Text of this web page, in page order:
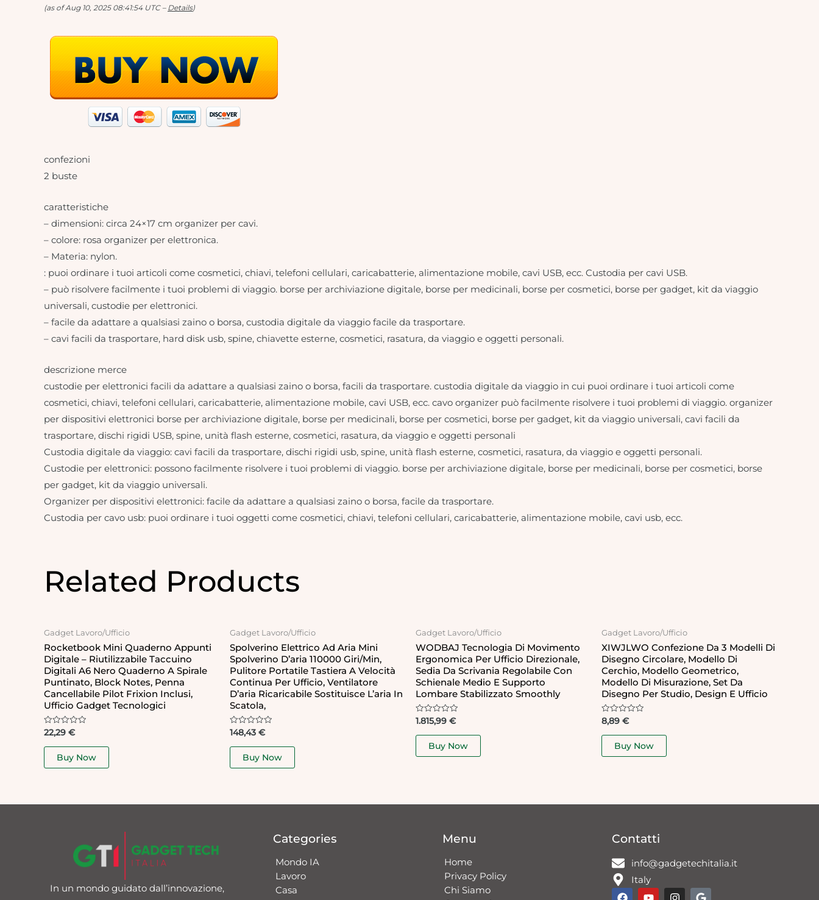
(as of Aug 10, 2025 08:41:54 UTC – Details)
confezioni
2 buste
caratteristiche
– dimensioni: circa 24×17 cm organizer per cavi.
– colore: rosa organizer per elettronica.
– Materia: nylon.
: puoi ordinare i tuoi articoli come cosmetici, chiavi, telefoni cellulari, caricabatterie, alimentazione mobile, cavi USB, ecc. Custodia per cavi USB.
– può risolvere facilmente i tuoi problemi di viaggio. borse per archiviazione digitale, borse per medicinali, borse per cosmetici, borse per gadget, kit da viaggio
universali, custodie per elettronici.
– facile da adattare a qualsiasi zaino o borsa, custodia digitale da viaggio facile da trasportare.
– cavi facili da trasportare, hard disk usb, spine, chiavette esterne, cosmetici, rasatura, da viaggio e oggetti personali.
descrizione merce
custodie per elettronici facili da adattare a qualsiasi zaino o borsa, facili da trasportare. custodia digitale da viaggio in cui puoi ordinare i tuoi articoli come
cosmetici, chiavi, telefoni cellulari, caricabatterie, alimentazione mobile, cavi USB, ecc. cavo organizer può facilmente risolvere i tuoi problemi di viaggio. organizer
per dispositivi elettronici borse per archiviazione digitale, borse per medicinali, borse per cosmetici, borse per gadget, kit da viaggio universali, cavi facili da
trasportare, dischi rigidi USB, spine, unità flash esterne, cosmetici, rasatura, da viaggio e oggetti personali
Custodia digitale da viaggio: cavi facili da trasportare, dischi rigidi usb, spine, unità flash esterne, cosmetici, rasatura, da viaggio e oggetti personali.
Custodie per elettronici: possono facilmente risolvere i tuoi problemi di viaggio. borse per archiviazione digitale, borse per medicinali, borse per cosmetici, borse
per gadget, kit da viaggio universali.
Organizer per dispositivi elettronici: facile da adattare a qualsiasi zaino o borsa, facile da trasportare.
Custodia per cavo usb: puoi ordinare i tuoi oggetti come cosmetici, chiavi, telefoni cellulari, caricabatterie, alimentazione mobile, cavi usb, ecc.
Related Products
Gadget Lavoro/Ufficio
Rocketbook Mini Quaderno Appunti
Digitale – Riutilizzabile Taccuino
Digitali A6 Nero Quaderno A Spirale
Puntinato, Block Notes, Penna
Cancellabile Pilot Frixion Inclusi,
Ufficio Gadget Tecnologici
Rated
0
out
22,29 €
Buy Now
Gadget Lavoro/Ufficio
Spolverino Elettrico Ad Aria Mini
Spolverino D’aria 110000 Giri/min,
Pulitore Portatile Tastiera A Velocità
Continua Per Ufficio, Ventilatore
D’aria Ricaricabile Sostituisce L’aria In
Scatola,
Rated
0
out
148,43 €
Buy Now
Gadget Lavoro/Ufficio
WODBAJ Tecnologia Di Movimento
Ergonomica Per Ufficio Direzionale,
Sedia Da Scrivania Regolabile Con
Schienale Medio E Supporto
Lombare Stabilizzato Smoothly
Rated
0
out
1.815,99 €
Buy Now
Gadget Lavoro/Ufficio
XIWJLWO Confezione Da 3 Modelli Di
Disegno Circolare, Modello Di
Cerchio, Modello Geometrico,
Modello Di Misurazione, Set Da
Disegno Per Studio, Design E Ufficio
Rated
0
out
8,89 €
Buy Now
In un mondo guidato dall’innovazione,
Categories
Mondo IA
Lavoro
Casa
Menu
Home
Privacy Policy
Chi Siamo
Contatti
info@gadgetechitalia.it
Italy
F
Y
I
G